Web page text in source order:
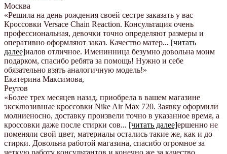
Москва
«Решила на день рождения своей сестре заказать у вас
Кроссовки Versace Chain Reaction. Консультация очень
профессиональная, девочки точно определяют размеры и
оперативно оформляют заказ. Качество матер... [читать
далее]иалов отличное. Именинница безумно довольна моим
подарком, спасибо ребята за помощь! Нужно и себе
обязательно взять аналогичную модель!»
Екатерина Максимова,
Реутов
«Более трех месяцев назад, приобрела в вашем магазине
эксклюзивные кроссовки Nike Air Max 720. Заявку оформили
молниеносно, доставку произвели точно в указанное время, а
кроссовки даже после стирки сов... [читать далее]ершенно не
поменяли свой цвет, материалы остались такие же, как и до
стирки. Довольна работой магазина, спасибо огромное за
четкую работу консультантов и конечно же за качество